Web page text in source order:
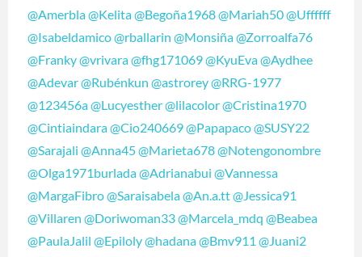
@Amerbla@Kelita@Begoña1968@Mariah50@Uffffff
@Isabeldamico@rballarin @Monsiña@Zorroalfa76
@Franky@vrivara@fhg171069@KyuEva@Aydhee
@Adevar@Rubénkun @astrorey@RRG-1977
@123456a@Lucyesther@lilacolor@Cristina1970
@Cintiaindara@Cio240669@Papapaco@SUSY22
@Sarajali @Anna45@Marieta678@Notengonombre
@Olga1971burlada@Adrianabui @Vannessa
@MargaFibro@Saraisabela@An.a.tt@Jessica91
@Villaren @Doriwoman33@Marcela_mdq @Beabea
@PaulaJalil @Epiloly@hadana@Bmv911 @Juani2